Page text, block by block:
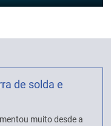
Mute
Enter
de solda e
muito desde a